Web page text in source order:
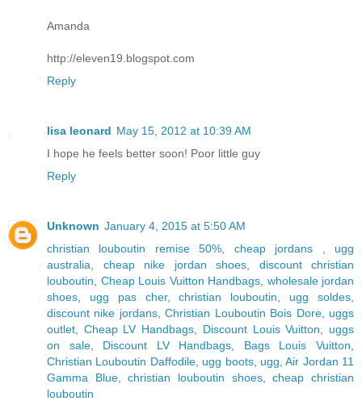
Amanda
http://eleven19.blogspot.com
Reply
lisa leonard May 15, 2012 at 10:39 AM
I hope he feels better soon! Poor little guy
Reply
Unknown January 4, 2015 at 5:50 AM
christian louboutin remise 50%, cheap jordans , ugg
australia, cheap nike jordan shoes, discount christian
louboutin, Cheap Louis Vuitton Handbags, wholesale jordan
shoes, ugg pas cher,christian louboutin, ugg soldes,
discount nike jordans,Christian Louboutin Bois Dore, uggs
outlet, Cheap LV Handbags, Discount Louis Vuitton, uggs
on sale, Discount LV Handbags, Bags Louis Vuitton,
Christian Louboutin Daffodile, ugg boots, ugg,Air Jordan 11
Gamma Blue,christian louboutin shoes,cheap christian
louboutin